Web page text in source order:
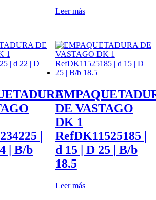
Leer más
|
| B/b
DE VASTAGO
DK 1
RefDK11525185 |
d 15 | D 25 | B/b
18.5
Leer más